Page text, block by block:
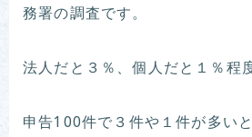
務署の調査です。
法人だと３％、個人だと１％程
申告100件で３件や１件が多い